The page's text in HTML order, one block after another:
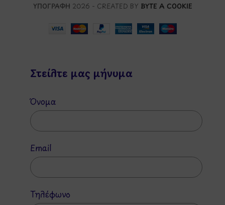
ΥΠΟΓΡΑΦΗ 2026 - CREATED BY BYTE A COOKIE
Στείλτε μας μήνυμα
Όνομα
Email
Τηλέφωνο